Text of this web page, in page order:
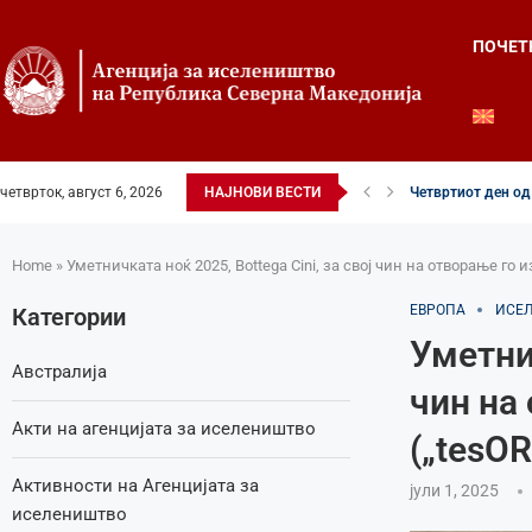
четврток, август 6, 2026 НАЈНОВИ ВЕСТИ Четвртиот ден
Home » Уметничката ноќ 2025, Bottega Cini, за свој чин на отворање го
ЕВРОПА
чин на
јули 1, 2025
Категории
Австралија
Акти на агенцијата за иселеништво
Активности на Агенцијата за
иселеништво